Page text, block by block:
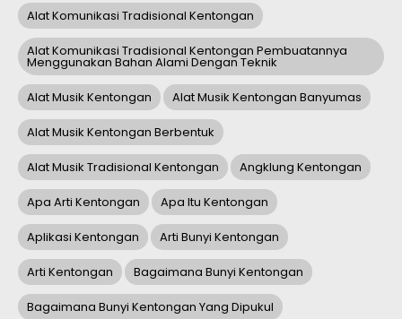
Alat Komunikasi Tradisional Kentongan
Alat Komunikasi Tradisional Kentongan Pembuatannya
Menggunakan Bahan Alami Dengan Teknik
Alat Musik Kentongan Alat Musik Kentongan Banyumas
Alat Musik Kentongan Berbentuk
Alat Musik Tradisional Kentongan Angklung Kentongan
Apa Arti Kentongan Apa Itu Kentongan
Aplikasi Kentongan Arti Bunyi Kentongan
Arti Kentongan Bagaimana Bunyi Kentongan
Bagaimana Bunyi Kentongan Yang Dipukul